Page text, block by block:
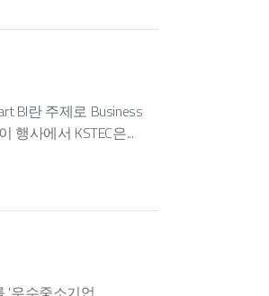
BI란 주제로 Business
행사에서 KSTEC은...